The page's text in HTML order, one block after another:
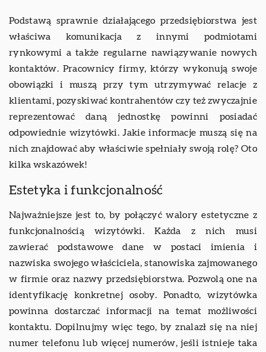
Podstawą sprawnie działającego przedsiębiorstwa jest
właściwa komunikacja z innymi podmiotami
rynkowymi a także regularne nawiązywanie nowych
kontaktów. Pracownicy firmy, którzy wykonują swoje
obowiązki i muszą przy tym utrzymywać relacje z
klientami, pozyskiwać kontrahentów czy też zwyczajnie
reprezentować daną jednostkę powinni posiadać
odpowiednie wizytówki. Jakie informacje muszą się na
nich znajdować aby właściwie spełniały swoją rolę? Oto
kilka wskazówek!
Estetyka i funkcjonalność
Najważniejsze jest to, by połączyć walory estetyczne z
funkcjonalnością wizytówki. Każda z nich musi
zawierać podstawowe dane w postaci imienia i
nazwiska swojego właściciela, stanowiska zajmowanego
w firmie oraz nazwy przedsiębiorstwa. Pozwolą one na
identyfikację konkretnej osoby. Ponadto, wizytówka
powinna dostarczać informacji na temat możliwości
kontaktu. Dopilnujmy więc tego, by znalazł się na niej
numer telefonu lub więcej numerów, jeśli istnieje taka